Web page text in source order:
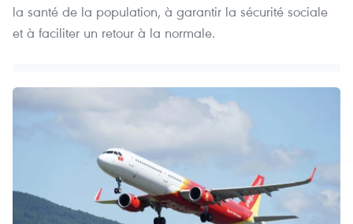
la santé de la population, à garantir la sécurité sociale
et à faciliter un retour à la normale.